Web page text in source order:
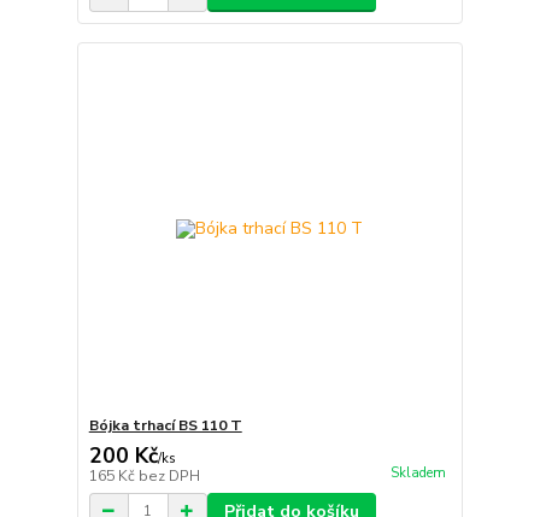
Bójka trhací BS 110 T
200 Kč/ks
165 Kč bez DPH Skladem
Přidat do košíku